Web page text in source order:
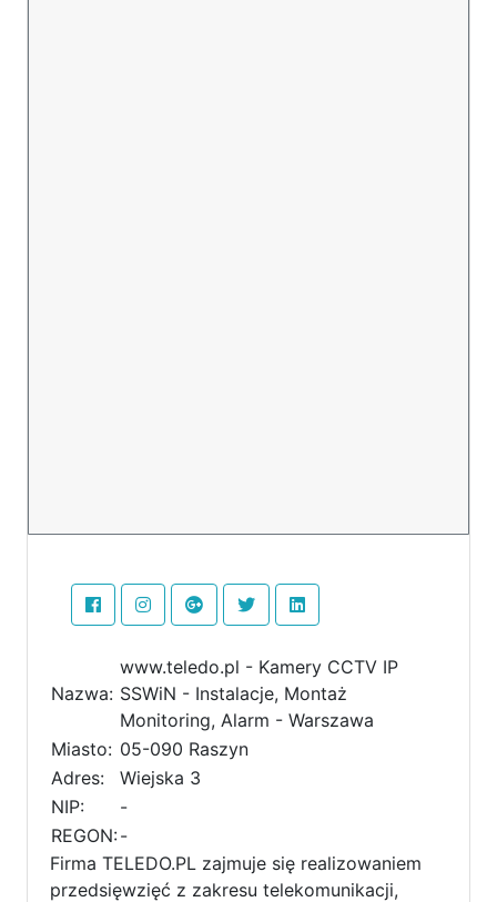
Nazwa:
www.teledo.pl - Kamery CCTV IP
SSWiN - Instalacje, Montaż
Monitoring, Alarm - Warszawa
Miasto: 05-090 Raszyn
Adres:
Wiejska 3
NIP:
-
REGON:-
Firma TELEDO.PL zajmuje się realizowaniem
przedsięwzięć z zakresu telekomunikacji,